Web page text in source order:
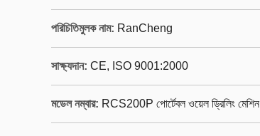
পরিচিতিমুলক নাম: RanCheng
সাক্ষ্যদান: CE, ISO 9001:2000
মডেল নম্বার: RCS200P পোর্টেবল ওয়েল ড্রিলিং মেশিন